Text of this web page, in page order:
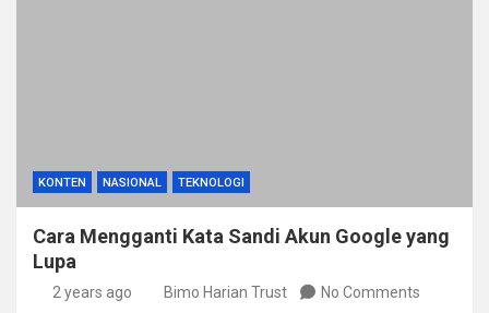
KONTEN NASIONAL TEKNOLOGI
Cara Mengganti Kata Sandi Akun Google yang
Lupa
2 years ago Bimo Harian Trust No Comments